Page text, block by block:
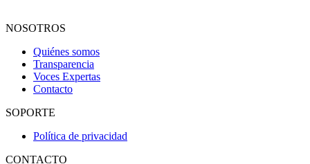
NOSOTROS
Quiénes somos
Transparencia
Voces Expertas
Contacto
SOPORTE
Política de privacidad
CONTACTO